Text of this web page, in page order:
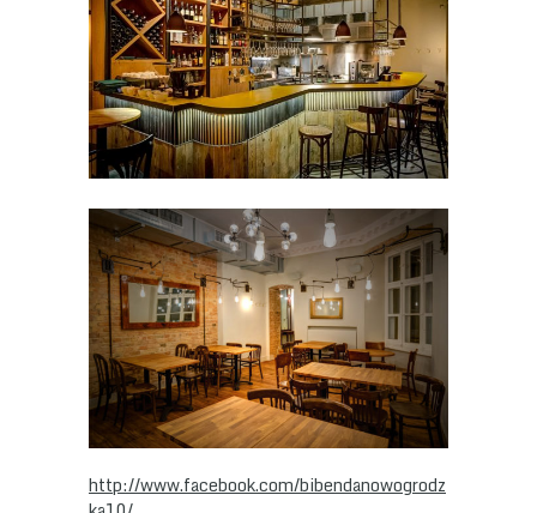
http://www.facebook.com/bibendanowogrodz